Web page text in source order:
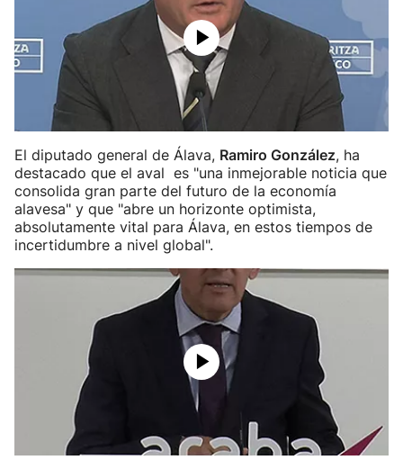
El diputado general de Álava, Ramiro González, ha
destacado que el aval es "una inmejorable noticia que
consolida gran parte del futuro de la economía
alavesa" y que "abre un horizonte optimista,
absolutamente vital para Álava, en estos tiempos de
incertidumbre a nivel global".